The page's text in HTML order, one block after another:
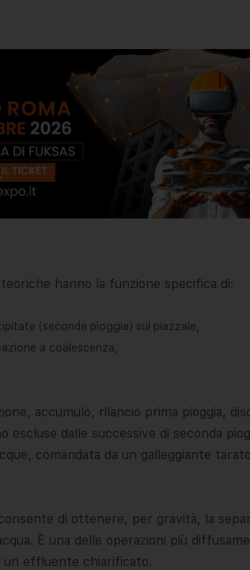
hanno la funzione specifica di:
(seconda pioggia) sul piazzale,
a coalescenza,
accumulo, rilancio prima pioggia,
escluse dalle successive di seconda
comandata da un galleggiante
di ottenere, per gravità, la
È una delle operazioni più
effluente chiarificato.